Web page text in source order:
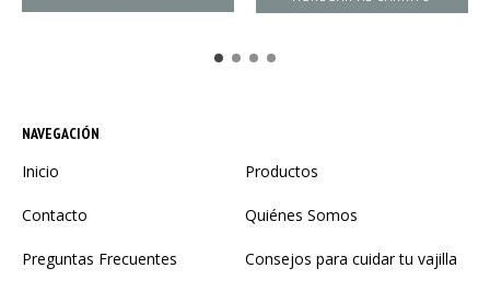
NAVEGACIÓN
Inicio Productos
Contacto Quiénes Somos
Preguntas Frecuentes Consejos para cuidar tu vajilla